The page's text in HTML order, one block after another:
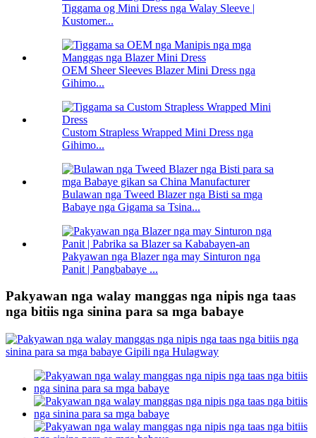
Tiggama og Mini Dress nga Walay Sleeve |
Kustomer...
OEM Sheer Sleeves Blazer Mini Dress nga
Gihimo...
Custom Strapless Wrapped Mini Dress nga
Gihimo...
Bulawan nga Tweed Blazer nga Bisti sa mga
Babaye nga Gigama sa Tsina...
Pakyawan nga Blazer nga may Sinturon nga
Panit | Pangbabaye ...
Pakyawan nga walay manggas nga nipis nga taas
nga bitiis nga sinina para sa mga babaye